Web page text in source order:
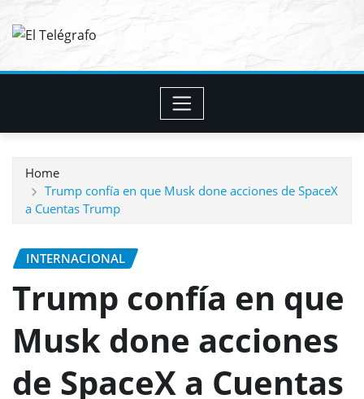
Home
Trump confía en que Musk done acciones de SpaceX
a Cuentas Trump
INTERNACIONAL
Trump confía en que
Musk done acciones
de SpaceX a Cuentas